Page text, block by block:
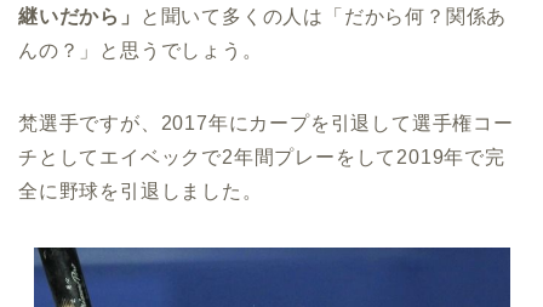
継いだから」
と聞いて多くの人は「だから何？関係あ
んの？」と思うでしょう。
梵選手ですが、2017年にカープを引退して選手権コー
チとしてエイベックで2年間プレーをして2019年で完
全に野球を引退しました。